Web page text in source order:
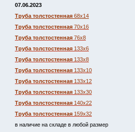
07.06.2023
Труба толстостенная 68х14
Труба толстостенная 70х16
Труба толстостенная 76х8
Труба толстостенная 133х6
Труба толстостенная 133х8
Труба толстостенная 133х10
Труба толстостенная 133х12
Труба толстостенная 133х30
Труба толстостенная 140х22
Труба толстостенная 159х32
в наличие на складе в любой размер